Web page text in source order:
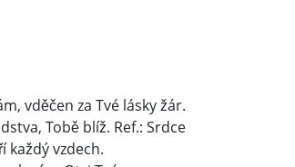
vděčen za Tvé lásky žár.
Tobě blíž. Ref.: Srdce
každý vzdech.